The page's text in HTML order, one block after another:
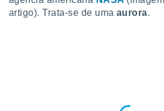
artigo). Trata-se de uma aurora.